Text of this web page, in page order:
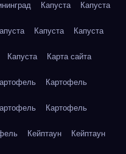
Капуста Капуста
Капуста Капуста
Капуста Карта сайта
Картофель
Картофель
Кейптаун Кейптаун